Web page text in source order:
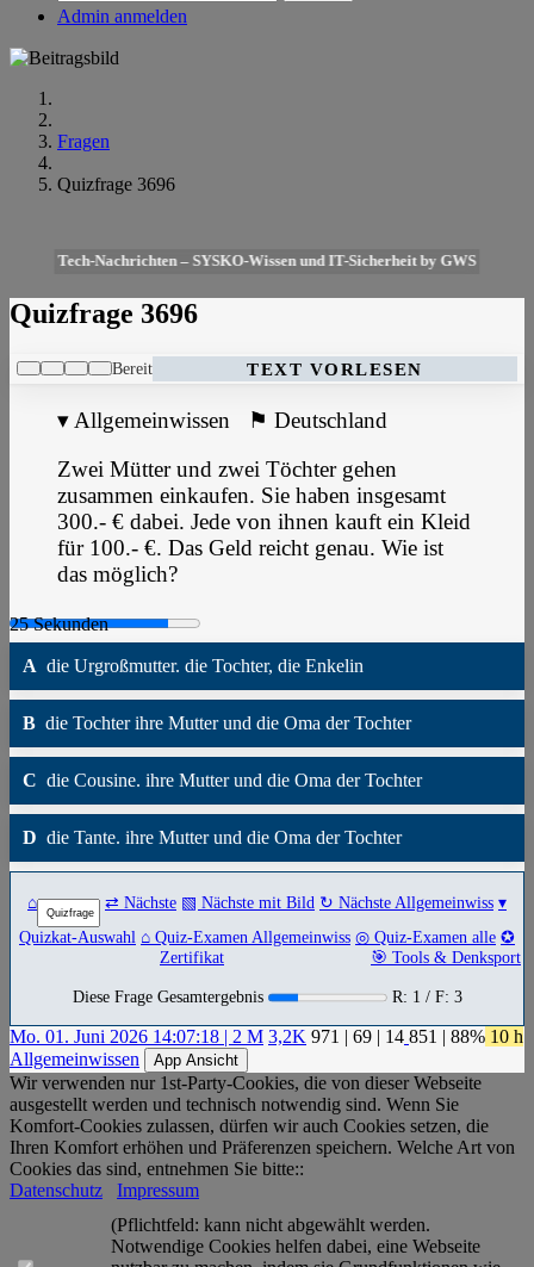
Admin anmelden
Fragen
Quizfrage 3696
Tech-Nachrichten – SYSKO-Wissen und IT-Sicherheit by GWS
Quizfrage 3696
Bereit TEXT VORLESEN
▾ Allgemeinwissen ⚑ Deutschland
Zwei Mütter und zwei Töchter gehen
zusammen einkaufen. Sie haben insgesamt
300.- € dabei. Jede von ihnen kauft ein Kleid
für 100.- €. Das Geld reicht genau. Wie ist
das möglich?
A die Urgroßmutter. die Tochter, die Enkelin
B die Tochter ihre Mutter und die Oma der Tochter
C die Cousine. ihre Mutter und die Oma der Tochter
D die Tante. ihre Mutter und die Oma der Tochter
⌂ ⇄ Nächste ▧ Nächste mit Bild ↻ Nächste Allgemeinwiss ▾
Quizkat-Auswahl ⌂ Quiz-Examen Allgemeinwiss ◎ Quiz-Examen alle ✪
Zertifikat
🎯 Tools & Denksport
Diese Frage Gesamtergebnis R: 1 / F: 3
Mo. 01. Juni 2026 14:07:18 | 2 M 3,2K 971 | 69 | 14 851 | 88% 10 h
Allgemeinwissen
App Ansicht
Wir verwenden nur 1st-Party-Cookies, die von dieser Webseite
ausgestellt werden und technisch notwendig sind. Wenn Sie
Komfort-Cookies zulassen, dürfen wir auch Cookies setzen, die
Ihren Komfort erhöhen und Präferenzen speichern. Welche Art von
Cookies das sind, entnehmen Sie bitte::
Datenschutz
Impressum
(Pflichtfeld: kann nicht abgewählt werden.
Notwendige Cookies helfen dabei, eine Webseite